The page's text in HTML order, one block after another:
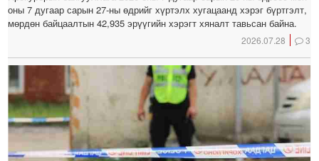
оны 7 дугаар сарын 27-ны өдрийг хүртэлх хугацаанд хэрэг бүртгэлт,
мөрдөн байцаалтын 42,935 эрүүгийн хэрэгт хяналт тавьсан байна.
2026.07.28 3